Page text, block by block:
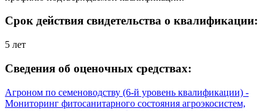
Срок действия свидетельства о квалификации:
5 лет
Сведения об оценочных средствах:
Агроном по семеноводству (6-й уровень квалификации) -
Мониторинг фитосанитарного состояния агроэкосистем,